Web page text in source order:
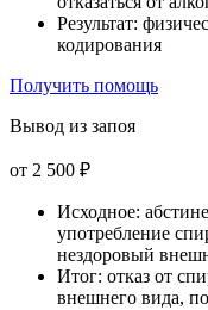
Результат:
кодирования
Получить помощь
Вывод из запоя
от 2 500 ₽
Исходное:
употребление
нездоровый
Итог: отказ от
внешнего вида,